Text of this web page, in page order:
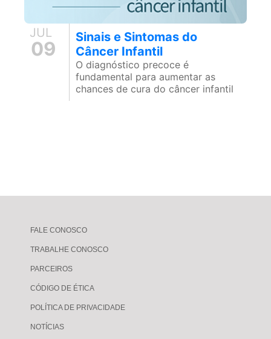
JUL
09
Sinais e Sintomas do
Câncer Infantil
O diagnóstico precoce é
fundamental para aumentar as
chances de cura do câncer infantil
FALE CONOSCO
TRABALHE CONOSCO
PARCEIROS
CÓDIGO DE ÉTICA
POLÍTICA DE PRIVACIDADE
NOTÍCIAS